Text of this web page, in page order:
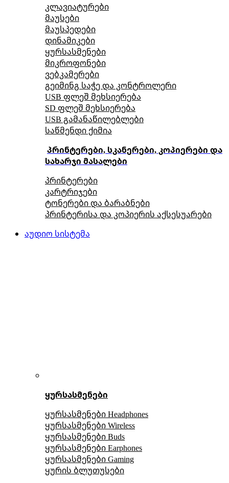
კლავიატურები
მაუსები
მაუსპედები
დინამიკები
ყურსასმენები
მიკროფონები
ვებკამერები
გეიმინგ საჭე და კონტროლერი
USB ფლეშ მეხსიერება
SD ფლეშ მეხსიერება
USB გამანაწილებლები
საწმენდი ქიმია
პრინტერები, სკანერები, კოპიერები და
სახარჯი მასალები
პრინტერები
კარტრიჯები
ტონერები და ბარაბნები
პრინტერისა და კოპიერის აქსესუარები
აუდიო სისტემა
ყურსასმენები
ყურსასმენები Headphones
ყურსასმენები Wireless
ყურსასმენები Buds
ყურსასმენები Earphones
ყურსასმენები Gaming
ყურის ბლუთუსები